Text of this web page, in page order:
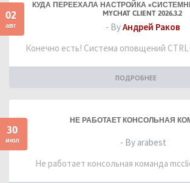
02
авг
КУДА ПЕРЕЕХАЛА НАСТРОЙКА
MYCHAT CLIENT 2026.3.2
- ByАндрей Раков
Конечно есть! Система оповщений
ПОДРОБНЕЕ
30
июл
НЕ РАБОТАЕТ КОНСОЛЬНАЯ
- By arabest
Не работает консольная команда